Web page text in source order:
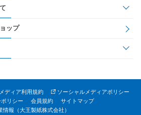
ップ
ディア利用規約
ソーシャルメディアポリシー
リシー
会員規約
サイトマップ
情報（大王製紙株式会社）